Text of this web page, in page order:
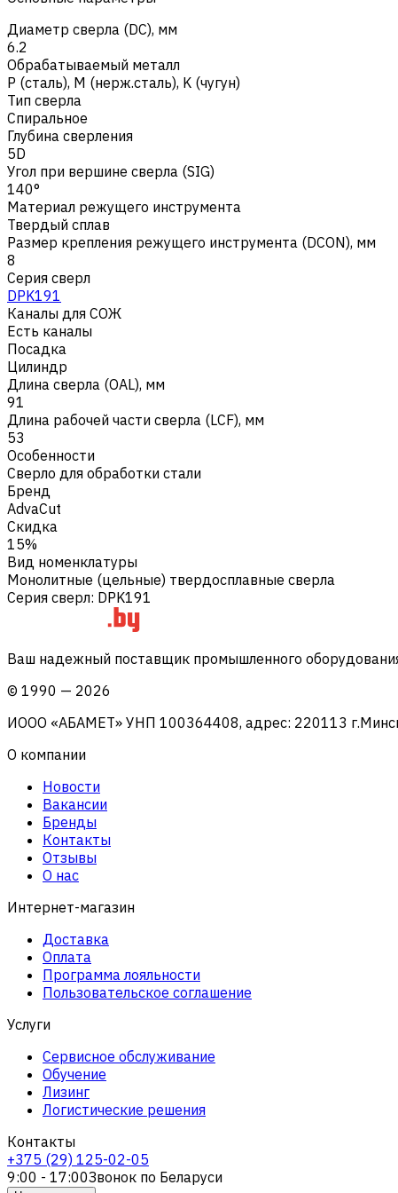
Диаметр сверла (DC), мм
6.2
Обрабатываемый металл
Р (сталь), M (нерж.сталь), K (чугун)
Тип сверла
Спиральное
Глубина сверления
5D
Угол при вершине сверла (SIG)
140°
Материал режущего инструмента
Твердый сплав
Размер крепления режущего инструмента (DCON), мм
8
Серия сверл
DPK191
Каналы для СОЖ
Есть каналы
Посадка
Цилиндр
Длина сверла (OAL), мм
91
Длина рабочей части сверла (LCF), мм
53
Особенности
Сверло для обработки стали
Бренд
AdvaCut
Скидка
15%
Вид номенклатуры
Монолитные (цельные) твердосплавные сверла
Серия сверл: DPK191
Ваш надежный поставщик промышленного
© 1990 — 2026
ИООО «АБАМЕТ» УНП 100364408, адрес: 220113
О компании
Новости
Вакансии
Бренды
Контакты
Отзывы
О нас
Интернет-магазин
Доставка
Оплата
Программа лояльности
Пользовательское соглашение
Услуги
Сервисное обслуживание
Обучение
Лизинг
Логистические решения
Контакты
+375 (29) 125-02-05
9:00 - 17:00Звонок по Беларуси